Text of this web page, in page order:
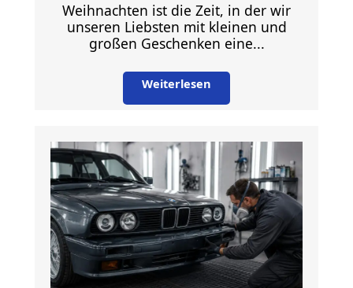
Weihnachten ist die Zeit, in der wir
unseren Liebsten mit kleinen und
großen Geschenken eine...
Weiterlesen